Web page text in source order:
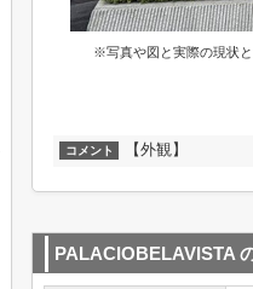
※写真や図と実際の現状
コメント 【外観】
PALACIOBELAVISTA